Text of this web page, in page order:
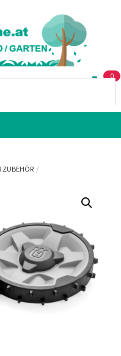
0
ZUBEHÖR